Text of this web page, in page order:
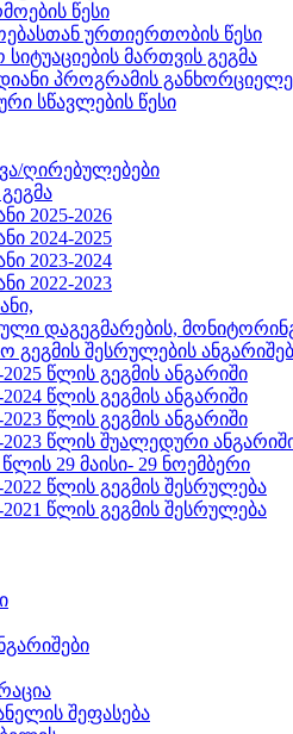
წესი
ურთიერთობის წესი
სიტუაციების მართვის გეგმა
პროგრამის
სწავლების წესი
ღირებულებები
2025-2026
2024-2025
2023-2024
2022-2023
დაგეგმარების,
გეგმის შესრულების
2025 წლის გეგმის ანგარიში
2024 წლის გეგმის ანგარიში
2023 წლის გეგმის ანგარიში
2023 წლის შუალედური
წლის 29 მაისი- 29 ნოემბერი
2022 წლის გეგმის შესრულება
2021 წლის გეგმის შესრულება
შეფასება